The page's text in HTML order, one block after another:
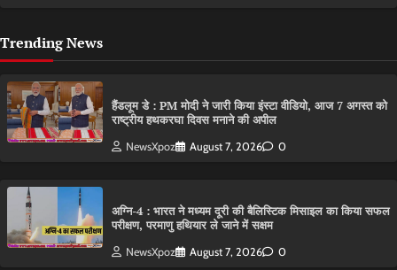
Trending News
हैंडलूम डे : PM मोदी ने जारी किया इंस्टा वीडियो, आज 7 अगस्त को
राष्ट्रीय हथकरघा दिवस मनाने की अपील
NewsXpoz August 7, 2026 0
अग्नि-4 : भारत ने मध्यम दूरी की बैलिस्टिक मिसाइल का किया सफल
परीक्षण, परमाणु हथियार ले जाने में सक्षम
NewsXpoz August 7, 2026 0